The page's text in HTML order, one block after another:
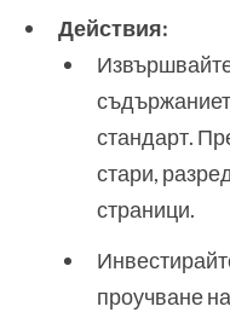
Действия:
стандарт.
стари,
страници.
проучване